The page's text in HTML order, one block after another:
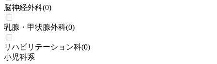
脳神経外科(0)
乳腺・甲状腺外科(0)
リハビリテーション科(0)
小児科系